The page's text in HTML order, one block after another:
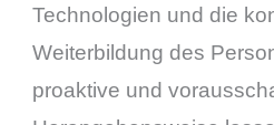
Technologien und die
Weiterbildung des
proaktive und